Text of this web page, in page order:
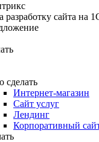
разработку сайта на
сделать
Интернет-магазин
Сайт услуг
Лендинг
Корпоративный